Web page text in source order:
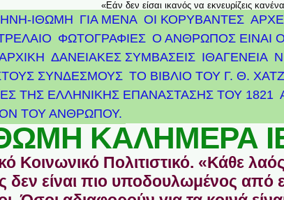
«Εάν δεν είσαι ικανός να εκνευρίζεις
ΙΘΩΜΗ ΓΙΑ ΜΕΝΑ ΟΙ ΚΟΡΥΒΑΝΤΕΣ
ΦΩΤΟΓΡΑΦΙΕΣ Ο ΑΝΘΡΩΠΟΣ ΕΙΝΑΙ
ΔΑΝΕΙΑΚΕΣ ΣΥΜΒΑΣΕΙΣ ΙΘΑΓΕΝΕΙΑ
ΣΥΝΔΕΣΜΟΥΣ ΤΟ ΒΙΒΛΙΟ ΤΟΥ Γ. Θ.
ΤΗΣ ΕΛΛΗΝΙΚΉΣ ΕΠΑΝΆΣΤΑΣΗΣ ΤΟΥ 1821
ΤΟΥ ΑΝΘΡΩΠΟΥ.
ΚΑΛΗΜΕΡΑ
Κοινωνικό Πολιτιστικό. «Κάθε
δεν είναι πιο υποδουλωμένος από